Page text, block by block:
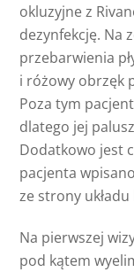
okluzyjne z
dezynfekcję. Na
przebarwienia
i różowy obrzęk
Poza tym
dlatego jej
Dodatkowo jest
pacjenta
ze strony
Na pierwszej
pod kątem